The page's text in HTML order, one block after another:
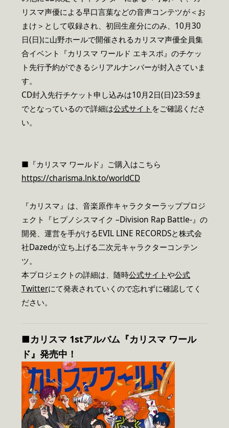
リスマ声優による早口言葉などの音声コンテツが＜お
まけ＞として収録され、初回生産分にのみ、10月30
日(日)に山野ホールで開催されるカリスマ声優全員集
合イベント『カリスマ ワールド エキスポ』のチケッ
ト先行予約ができるシリアルナンバーが封入さていま
す。
CD封入先行チケット申し込みは10月2日(日)23:59ま
でとなっているので詳細は公式サイト をご確認くださ
い。
■『カリスマ ワールド』ご購入はこちら
https://charisma.lnk.to/worldCD
『カリスマ』は、音楽原作キャラクターラッププロジ
ェクト『ヒプノシスマイク –Division Rap Battle-』の
開発、運営を手がけるEVIL LINE RECORDSと株式会
社Dazedが立ち上げる二次元キャラクターコンテン
ツ。
本プロジェクトの詳細は、随時公式サイトや公式
Twitterにて発表されていくので忘れずに確認してく
ださい。
■カリスマ 1stアルバム『カリスマ ワール
ド』発売中！